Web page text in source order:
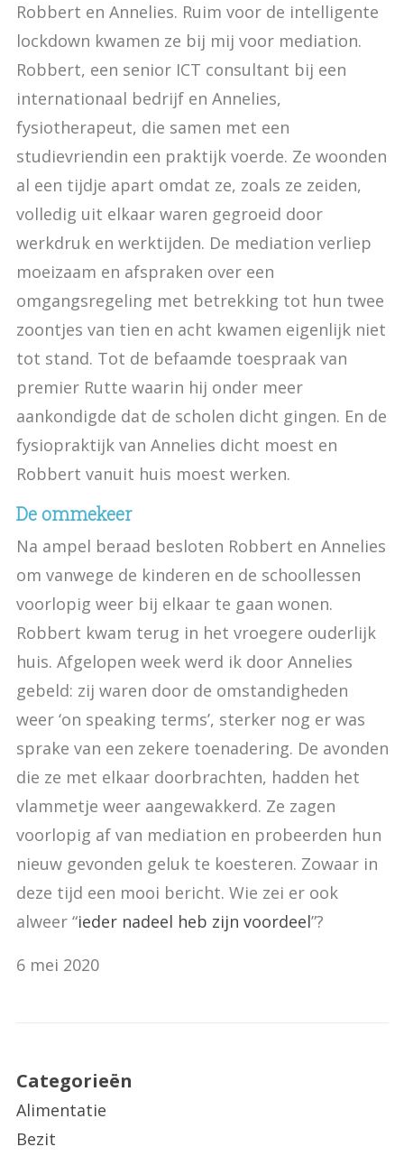
Robbert en Annelies. Ruim voor de intelligente
lockdown kwamen ze bij mij voor mediation.
Robbert, een senior ICT consultant bij een
internationaal bedrijf en Annelies,
fysiotherapeut, die samen met een
studievriendin een praktijk voerde. Ze woonden
al een tijdje apart omdat ze, zoals ze zeiden,
volledig uit elkaar waren gegroeid door
werkdruk en werktijden. De mediation verliep
moeizaam en afspraken over een
omgangsregeling met betrekking tot hun twee
zoontjes van tien en acht kwamen eigenlijk niet
tot stand. Tot de befaamde toespraak van
premier Rutte waarin hij onder meer
aankondigde dat de scholen dicht gingen. En de
fysiopraktijk van Annelies dicht moest en
Robbert vanuit huis moest werken.
De ommekeer
Na ampel beraad besloten Robbert en Annelies
om vanwege de kinderen en de schoollessen
voorlopig weer bij elkaar te gaan wonen.
Robbert kwam terug in het vroegere ouderlijk
huis. Afgelopen week werd ik door Annelies
gebeld: zij waren door de omstandigheden
weer ‘on speaking terms’, sterker nog er was
sprake van een zekere toenadering. De avonden
die ze met elkaar doorbrachten, hadden het
vlammetje weer aangewakkerd. Ze zagen
voorlopig af van mediation en probeerden hun
nieuw gevonden geluk te koesteren. Zowaar in
deze tijd een mooi bericht. Wie zei er ook
alweer “ieder nadeel heb zijn voordeel”?
6 mei 2020
Categorieën
Alimentatie
Bezit